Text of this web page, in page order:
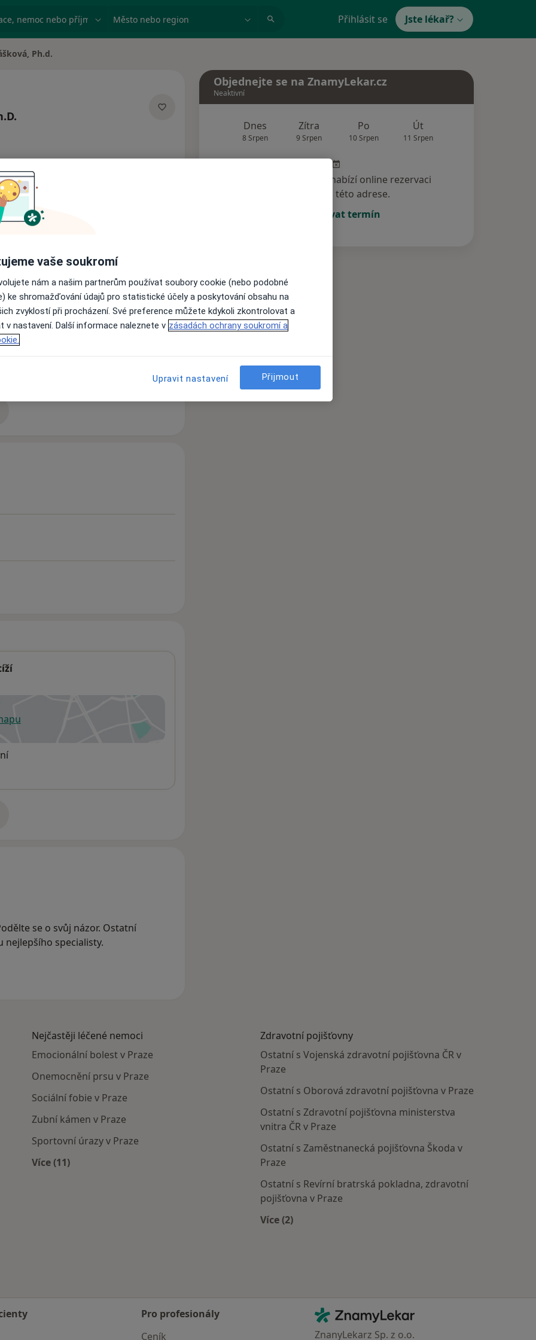
nemoc nebo příjmení Město nebo region Přihlásit se Jste lékař?
Ph.d.
až příznaků!
Pak je čas na celostní –
(často skryté) PŘÍČINY
certifikovaným zdravotnickým
na bázi TČM a současně
k rovnováze a vlastní autoregulaci
medicíny. Pojďme na
potíží:
v nové záložce
se o svůj názor. Ostatní
nejlepšího specialisty.
Objednejte se na ZnamyLekar.cz
Neaktivní
Dnes
8 Srpen
Zítra
9 Srpen
Po
10 Srpen
Út
11 Srpen
Tento specialista nenabízí online rezervaci
termínu na této adrese.
Rezervovat termín
Nejčastěji léčené nemoci
Emocionální bolest v Praze
Onemocnění prsu v Praze
Sociální fobie v Praze
Zubní kámen v Praze
Sportovní úrazy v Praze
Více (11)
Zdravotní pojišťovny
Ostatní s Vojenská zdravotní pojišťovna ČR v
Praze
Ostatní s Oborová zdravotní pojišťovna v Praze
Ostatní s Zdravotní pojišťovna ministerstva
vnitra ČR v Praze
Ostatní s Zaměstnanecká pojišťovna Škoda v
Praze
Ostatní s Revírní bratrská pokladna, zdravotní
pojišťovna v Praze
Více (2)
Pro profesionály
Ceník
Kontakt
ZnamyLekar - Hlavní stránka
ZnanyLekarz Sp. z o.o.
vaše soukromí
nám a našim partnerům používat soubory cookie (nebo podobné
ke shromažďování údajů pro statistické účely a poskytování obsahu na
zvyklostí při procházení. Své preference můžete kdykoli zkontrolovat a
v nastavení. Další informace naleznete v zásadách ochrany soukromí a
Upravit nastavení Přijmout